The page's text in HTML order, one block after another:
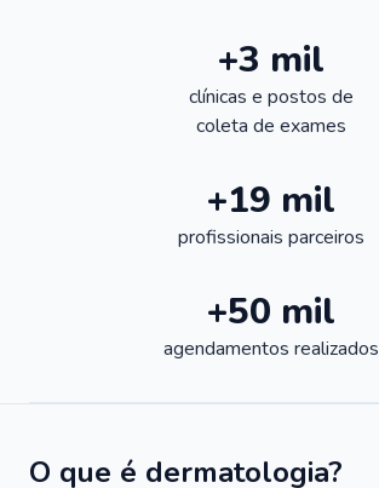
+3 mil
clínicas e postos de
coleta de exames
+19 mil
profissionais parceiros
+50 mil
agendamentos realizados
O que é dermatologia?